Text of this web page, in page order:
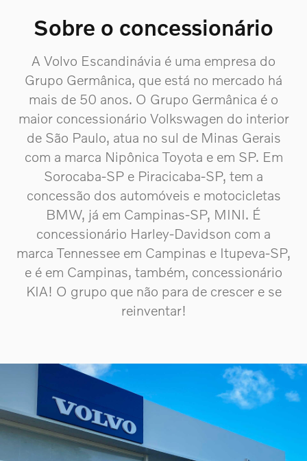
Sobre o concessionário
A Volvo Escandinávia é uma empresa do
Grupo Germânica, que está no mercado há
mais de 50 anos. O Grupo Germânica é o
maior concessionário Volkswagen do interior
de São Paulo, atua no sul de Minas Gerais
com a marca Nipônica Toyota e em SP. Em
Sorocaba-SP e Piracicaba-SP, tem a
concessão dos automóveis e motocicletas
BMW, já em Campinas-SP, MINI. É
concessionário Harley-Davidson com a
marca Tennessee em Campinas e Itupeva-SP,
e é em Campinas, também, concessionário
KIA! O grupo que não para de crescer e se
reinventar!